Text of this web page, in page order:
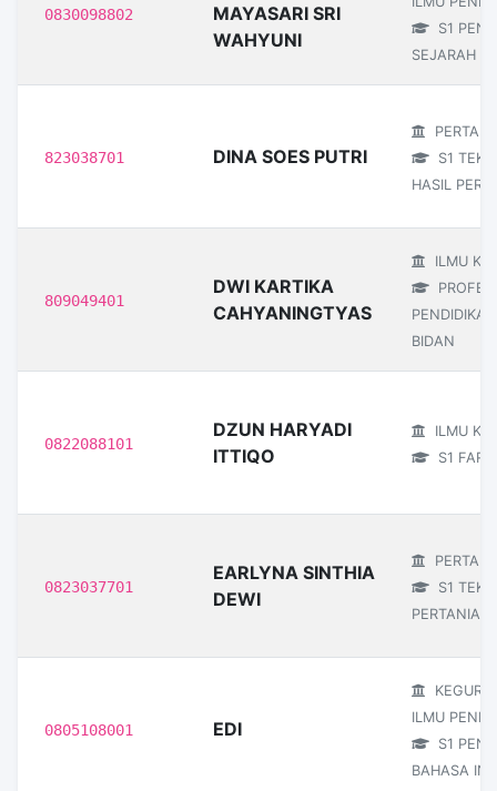
0830098802
MAYASARI SRI
WAHYUNI
S1
SEJARAH
823038701 DINA SOES PUTRI
S1
HASIL
809049401
DWI KARTIKA
CAHYANINGTYAS
ILMU
PROFESI
BIDAN
0822088101
DZUN HARYADI
ITTIQO
ILMU
S1
0823037701
EARLYNA SINTHIA
DEWI
S1
PERTANIAN
0805108001 EDI
ILMU
S1
BAHASA